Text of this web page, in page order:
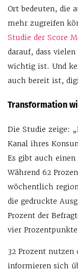
Ort bedeuten, die
mehr zugreifen
Studie der Score
darauf, dass
wichtig ist. Und
auch bereit ist,
Transformation
Die Studie zeige:
Kanal ihres
Es gibt auch
Während 62
wöchentlich
die gedruckte
Prozent der
vier
32 Prozent nutzen
informieren sich